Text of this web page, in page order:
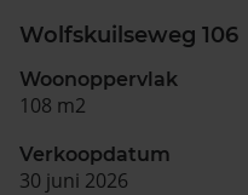
Wolfskuilseweg 106
Woonoppervlak
108 m2
Verkoopdatum
30 juni 2026